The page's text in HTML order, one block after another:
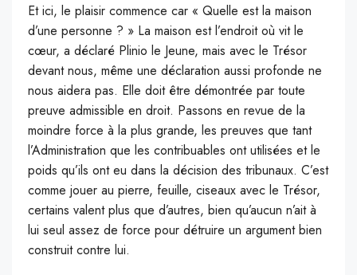
Et ici, le plaisir commence car « Quelle est la maison
d’une personne ? » La maison est l’endroit où vit le
cœur, a déclaré Plinio le Jeune, mais avec le Trésor
devant nous, même une déclaration aussi profonde ne
nous aidera pas. Elle doit être démontrée par toute
preuve admissible en droit. Passons en revue de la
moindre force à la plus grande, les preuves que tant
l’Administration que les contribuables ont utilisées et le
poids qu’ils ont eu dans la décision des tribunaux. C’est
comme jouer au pierre, feuille, ciseaux avec le Trésor,
certains valent plus que d’autres, bien qu’aucun n’ait à
lui seul assez de force pour détruire un argument bien
construit contre lui.